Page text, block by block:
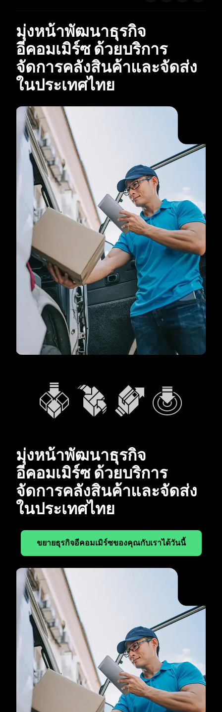
มุ่งหน้าพัฒนาธุรกิจ
อีคอมเมิร์ซ ด้วยบริการ
จัดการคลังสินค้าและจัดส่ง
ในประเทศไทย
มุ่งหน้าพัฒนาธุรกิจ
อีคอมเมิร์ซ ด้วยบริการ
จัดการคลังสินค้าและจัดส่ง
ในประเทศไทย
ขยายธุรกิจอีคอมเมิร์ซของคุณกับเราได้วันนี้